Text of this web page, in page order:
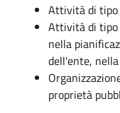
Attività di
Attività di tipo
nella
dell'ente,
proprietà